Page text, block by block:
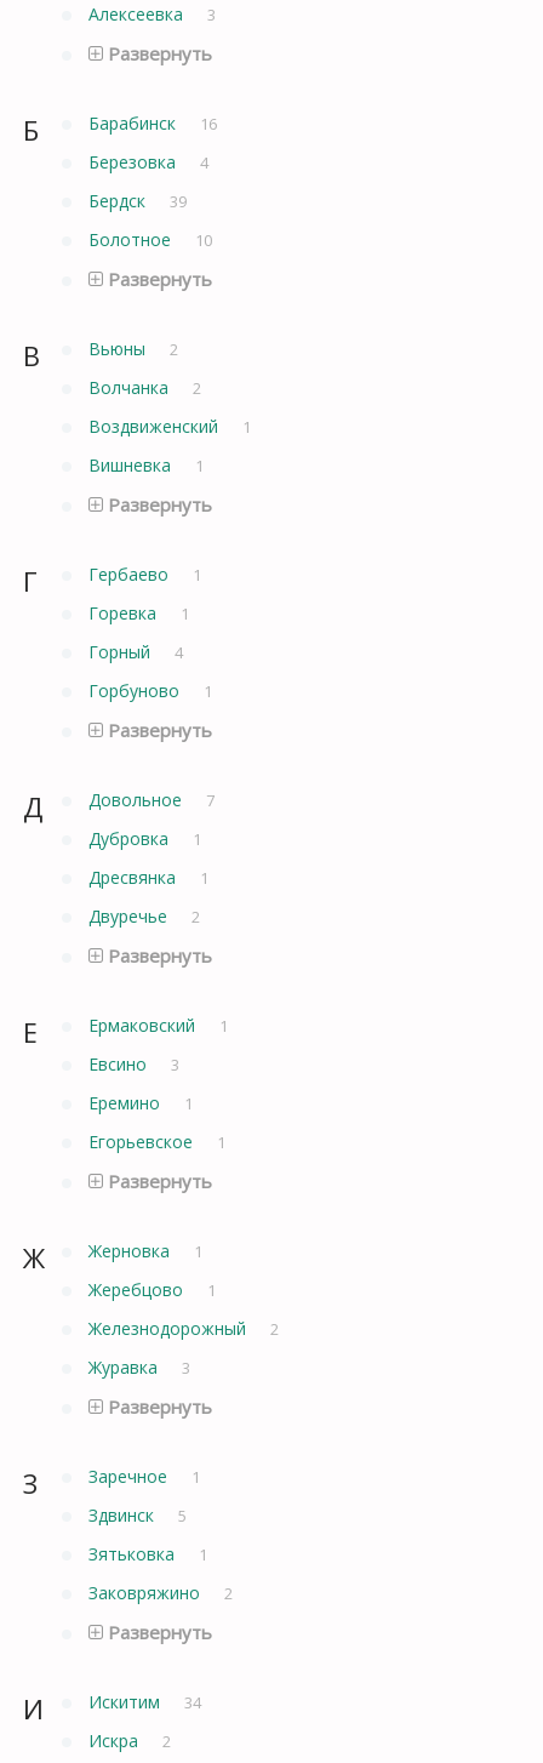
Алексеевка 3
Развернуть
Б Барабинск 16
Березовка 4
Бердск 39
Болотное 10
Развернуть
В Вьюны 2
Волчанка 2
Воздвиженский 1
Вишневка 1
Развернуть
Г Гербаево 1
Горевка 1
Горный 4
Горбуново 1
Развернуть
Д Довольное 7
Дубровка 1
Дресвянка 1
Двуречье 2
Развернуть
Е Ермаковский 1
Евсино 3
Еремино 1
Егорьевское 1
Развернуть
Ж Жерновка 1
Жеребцово 1
Железнодорожный 2
Журавка 3
Развернуть
З Заречное 1
Здвинск 5
Зятьковка 1
Заковряжино 2
Развернуть
И Искитим 34
Искра 2